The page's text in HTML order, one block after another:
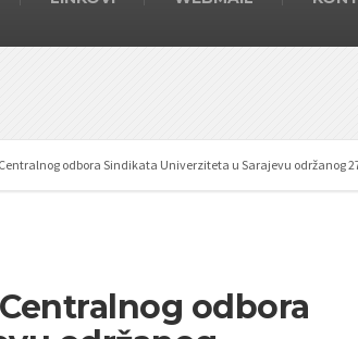
odbora Sindikata Univerziteta u Sarajevu održanog
odbora